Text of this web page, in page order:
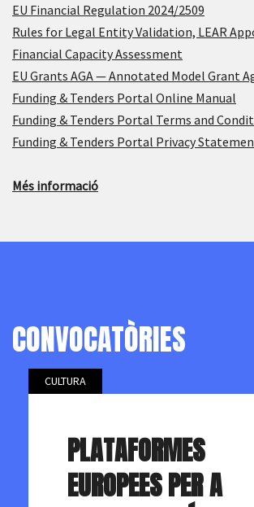
EU Financial Regulation 2024/2509
Rules for Legal Entity Validation, LEAR
Financial Capacity Assessment
EU Grants AGA — Annotated Model Grant
Funding & Tenders Portal Online Manual
Funding & Tenders Portal Terms and
Funding & Tenders Portal Privacy
Més informació
CONVOCATÒRIES
CULTURA
PLATAFORMES
EUROPEES PER A